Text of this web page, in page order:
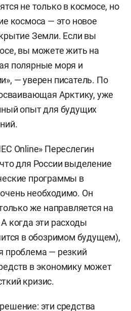
не только в космосе, но
космоса — это новое
Земли. Если вы
вы можете жить на
полярные моря и
— уверен писатель. По
Арктику, уже
опыт для будущих
Online» Переслегин
для России выделение
программы в
необходимо. Он
же направляется на
когда эти расходы
в обозримом будущем),
проблема — резкий
в экономику может
кризис.
эти средства